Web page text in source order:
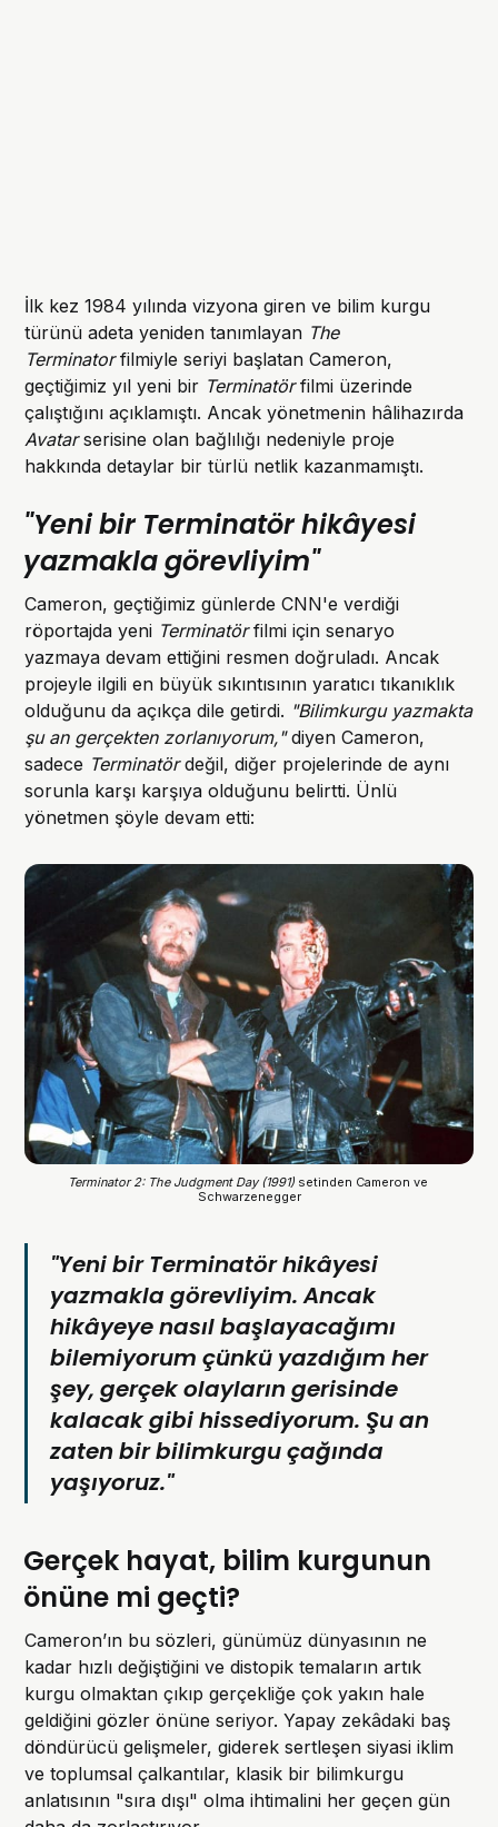
İlk kez 1984 yılında vizyona giren ve bilim kurgu
türünü adeta yeniden tanımlayan The
Terminatorfilmiyle seriyi başlatan Cameron,
geçtiğimiz yıl yeni bir Terminatörfilmi üzerinde
çalıştığını açıklamıştı. Ancak yönetmenin hâlihazırda
Avatarserisine olan bağlılığı nedeniyle proje
hakkında detaylar bir türlü netlik kazanmamıştı.
"Yeni bir Terminatör hikâyesi
yazmakla görevliyim"
Cameron, geçtiğimiz günlerde CNN'e verdiği
röportajda yeni Terminatörfilmi için senaryo
yazmaya devam ettiğini resmen doğruladı. Ancak
projeyle ilgili en büyük sıkıntısının yaratıcı tıkanıklık
olduğunu da açıkça dile getirdi. "Bilimkurgu yazmakta
şu an gerçekten zorlanıyorum,"diyen Cameron,
sadece Terminatördeğil, diğer projelerinde de aynı
sorunla karşı karşıya olduğunu belirtti. Ünlü
yönetmen şöyle devam etti:
Terminator 2: The Judgment Day (1991) setinden Cameron ve
Schwarzenegger
"Yeni bir Terminatör hikâyesi
yazmakla görevliyim. Ancak
hikâyeye nasıl başlayacağımı
bilemiyorum çünkü yazdığım her
şey, gerçek olayların gerisinde
kalacak gibi hissediyorum. Şu an
zaten bir bilimkurgu çağında
yaşıyoruz."
Gerçek hayat, bilim kurgunun
önüne mi geçti?
Cameron’ın bu sözleri, günümüz dünyasının ne
kadar hızlı değiştiğini ve distopik temaların artık
kurgu olmaktan çıkıp gerçekliğe çok yakın hale
geldiğini gözler önüne seriyor. Yapay zekâdaki baş
döndürücü gelişmeler, giderek sertleşen siyasi iklim
ve toplumsal çalkantılar, klasik bir bilimkurgu
anlatısının "sıra dışı" olma ihtimalini her geçen gün